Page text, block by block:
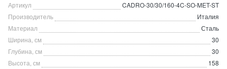
Артикул
CADRO-30/30/160-4C-SO-MET-ST
Производитель
Италия
Материал
Сталь
Ширина, см
30
Глубина, см
30
Высота, см
158